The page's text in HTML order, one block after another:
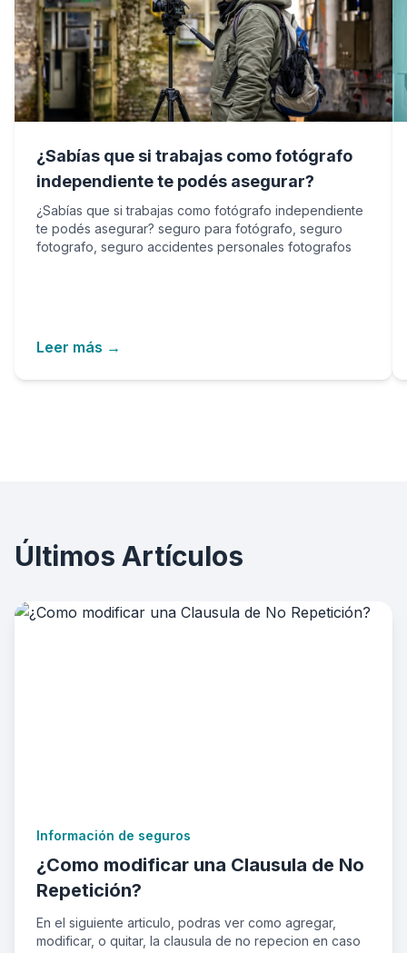
¿Sabías que si trabajas como fotógrafo
independiente te podés asegurar?
¿Sabías que si trabajas como fotógrafo independiente
te podés asegurar? seguro para fotógrafo, seguro
fotografo, seguro accidentes personales fotografos
Leer más →
Últimos Artículos
Información de seguros
¿Como modificar una Clausula de No
Repetición?
En el siguiente articulo, podras ver como agregar,
modificar, o quitar, la clausula de no repecion en caso